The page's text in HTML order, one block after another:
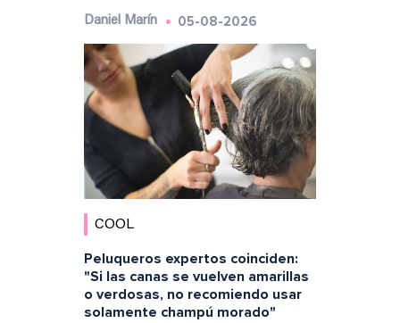
Daniel Marín 05-08-2026
COOL
Peluqueros expertos coinciden:
"Si las canas se vuelven amarillas
o verdosas, no recomiendo usar
solamente champú morado"